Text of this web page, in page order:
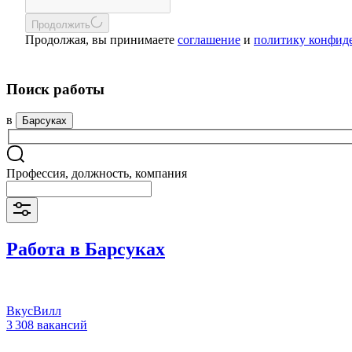
Продолжить
Продолжая, вы принимаете соглашение и политику
Поиск работы
в Барсуках
Профессия, должность, компания
Работа в Барсуках
ВкусВилл
3 308 вакансий